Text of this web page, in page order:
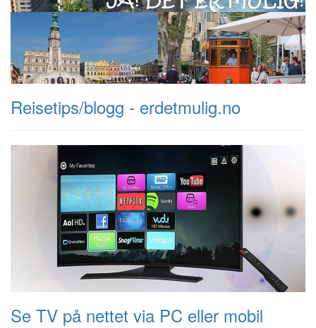
Reisetips/blogg - erdetmulig.no
Se TV på nettet via PC eller mobil